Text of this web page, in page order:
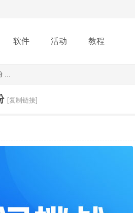
软件 活动 教程
...
[复制链接]